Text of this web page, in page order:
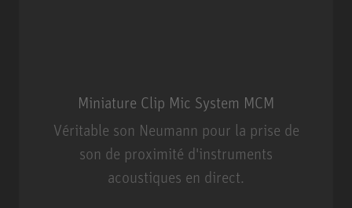
Miniature Clip Mic System MCM
Véritable son Neumann pour la prise de
son de proximité d'instruments
acoustiques en direct.